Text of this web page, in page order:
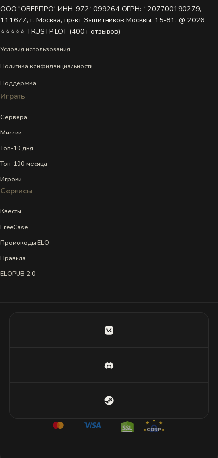
ООО "ОВЕРПРО" ИНН: 9721099264 ОГРН: 1207700190279,
111677, г. Москва, пр-кт Защитников Москвы, 15-81. @ 2026 ㅤ
⭐⭐⭐⭐⭐ TRUSTPILOT (400+ отзывов)
Условия использования
Политика конфиденциальности
Поддержка
Играть
Сервера
Миссии
Топ-10 дня
Топ-100 месяца
Игроки
Сервисы
Квесты
FreeCase
Промокоды ELO
Правила
ELOPUB 2.0